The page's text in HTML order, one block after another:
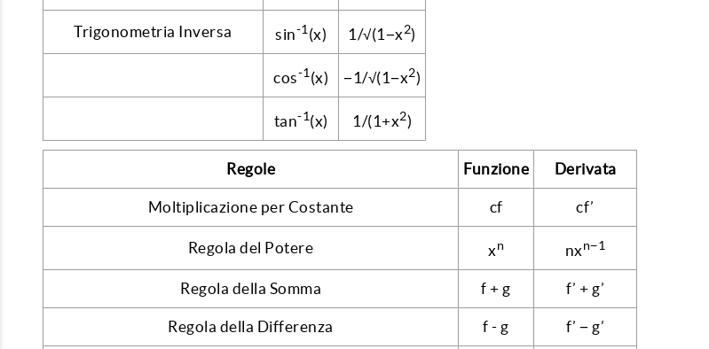
Trigonometria Inversa sin-1 (x) 1/√(1−x2)
cos-1 (x) −1/√(1−x2)
tan-1(x) 1/(1+x2)
Regole Funzione Derivata
Moltiplicazione per Costante cf cf’
Regola del Potere xn nxn−1
Regola della Somma f + g f’ + g’
Regola della Differenza f - g f’ − g’